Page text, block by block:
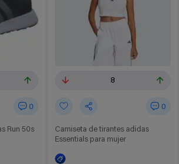
0
Run 50s
8
0
Camiseta de tirantes adidas
Essentials para mujer